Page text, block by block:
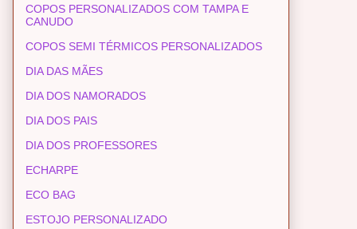
COPOS PERSONALIZADOS COM TAMPA E
CANUDO
COPOS SEMI TÉRMICOS PERSONALIZADOS
DIA DAS MÃES
DIA DOS NAMORADOS
DIA DOS PAIS
DIA DOS PROFESSORES
ECHARPE
ECO BAG
ESTOJO PERSONALIZADO